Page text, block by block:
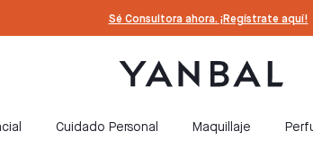
Sé Consultora ahora. ¡Regístrate aquí!
Cuidado Personal Maquillaje